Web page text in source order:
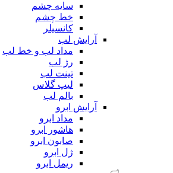
سایه چشم
خط چشم
کانسیلر
آرایش لب
مداد لب و خط لب
رژ لب
تینت لب
لیپ گلاس
بالم لب
آرایش ابرو
مداد ابرو
هاشور ابرو
صابون ابرو
ژل ابرو
ریمل ابرو